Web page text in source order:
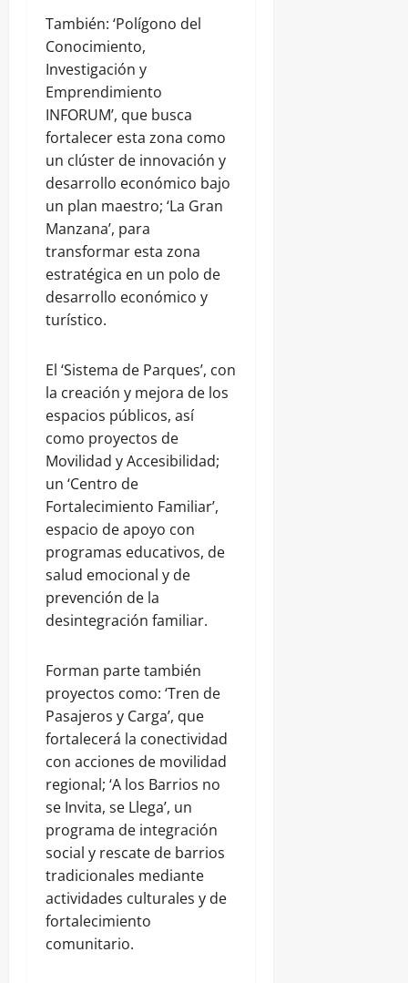
También: ‘Polígono del
Conocimiento,
Investigación y
Emprendimiento
INFORUM’, que busca
fortalecer esta zona como
un clúster de innovación y
desarrollo económico bajo
un plan maestro; ‘La Gran
Manzana’, para
transformar esta zona
estratégica en un polo de
desarrollo económico y
turístico.
El ‘Sistema de Parques’, con
la creación y mejora de los
espacios públicos, así
como proyectos de
Movilidad y Accesibilidad;
un ‘Centro de
Fortalecimiento Familiar’,
espacio de apoyo con
programas educativos, de
salud emocional y de
prevención de la
desintegración familiar.
Forman parte también
proyectos como: ‘Tren de
Pasajeros y Carga’, que
fortalecerá la conectividad
con acciones de movilidad
regional; ‘A los Barrios no
se Invita, se Llega’, un
programa de integración
social y rescate de barrios
tradicionales mediante
actividades culturales y de
fortalecimiento
comunitario.